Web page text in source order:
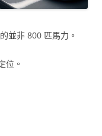
並非 800 匹馬力。
位。